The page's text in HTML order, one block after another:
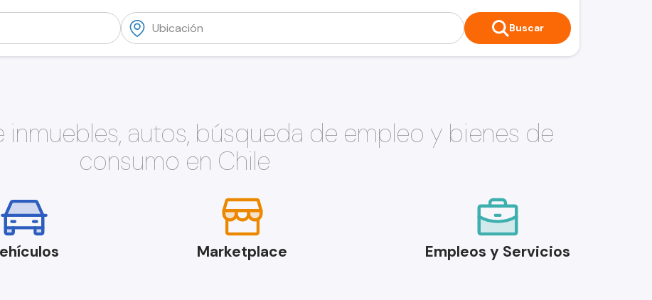
Buscar
autos, búsqueda de empleo y bienes de
consumo en Chile
Marketplace Empleos y Servicios